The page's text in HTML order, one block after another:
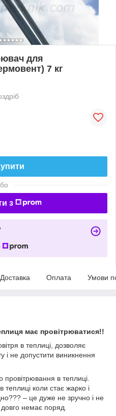
для
7 кг
з
Доставка Оплата Умови
має провітрюватися!!
в теплиці, дозволяє
і не допустити виникнення
в теплиці.
теплиці коли стає жарко і
– це дуже не зручно і не
немає поряд.